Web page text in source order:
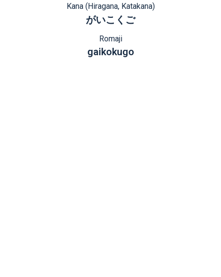
Kana (Hiragana, Katakana)
がいこくご
Romaji
gaikokugo